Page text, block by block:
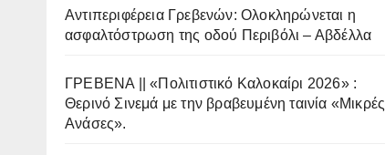
Αντιπεριφέρεια Γρεβενών: Ολοκληρώνεται η
ασφαλτόστρωση της οδού Περιβόλι – Αβδέλλα
ΓΡΕΒΕΝΑ || «Πολιτιστικό Καλοκαίρι 2026» :
Θερινό Σινεμά με την βραβευμένη ταινία «Μικρές
Ανάσες».